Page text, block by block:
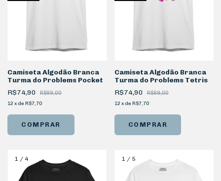
Camiseta Algodão Branca
Turma do Problems Pocket
R$74,90
R$89,00
12 x de R$7,70
COMPRAR
Camiseta Algodão Branca
Turma do Problems Tetris
R$74,90
R$89,00
12 x de R$7,70
COMPRAR
1 / 4 1/ 5